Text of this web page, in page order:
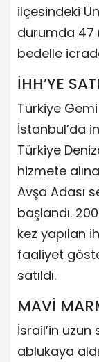
ilçesindeki
durumda 47
bedelle
İHH’YE
Türkiye
İstanbul’da
Türkiye
hizmete
Avşa Adası
başlandı.
kez yapılan
faaliyet
satıldı.
MAVİ
İsrail’in
ablukaya